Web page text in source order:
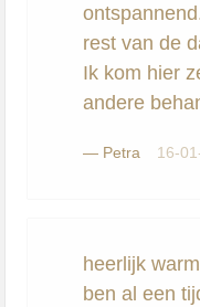
rest van de
Ik kom hier
andere
— Petra 16-
heerlijk
ben al een